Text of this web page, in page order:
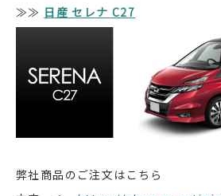
≫≫ 日産 セレナ C27
弊社商品のご注文はこちら